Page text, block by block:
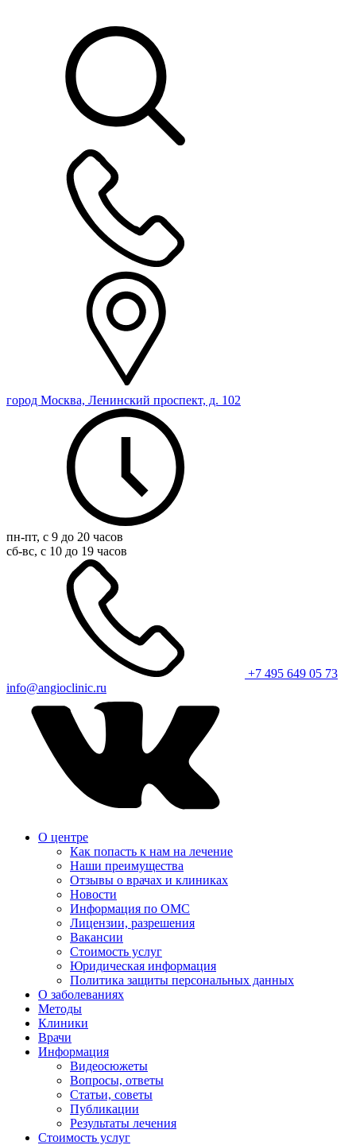
город Москва, Ленинский проспект, д. 102
пн-пт, с 9 до 20 часов
сб-вс, с 10 до 19 часов
+7 495 649 05 73
info@angioclinic.ru
О центре
Как попасть к нам на лечение
Наши преимущества
Отзывы о врачах и клиниках
Новости
Информация по ОМС
Лицензии, разрешения
Вакансии
Стоимость услуг
Юридическая информация
Политика защиты персональных данных
О заболеваниях
Методы
Клиники
Врачи
Информация
Видеосюжеты
Вопросы, ответы
Статьи, советы
Публикации
Результаты лечения
Стоимость услуг